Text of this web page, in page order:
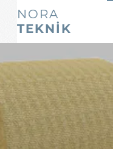
NORA
TEKNİK